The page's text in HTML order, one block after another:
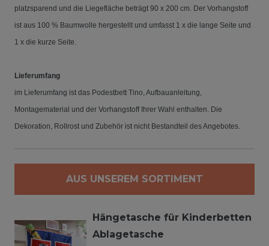
platzsparend und die Liegefläche beträgt 90 x 200 cm. Der Vorhangstoff
ist aus 100 % Baumwolle hergestellt und umfasst 1 x die lange Seite und
1 x die kurze Seite.
Lieferumfang
im Lieferumfang ist das Podestbett Tino, Aufbauanleitung,
Montagematerial und der Vorhangstoff Ihrer Wahl enthalten. Die
Dekoration, Rollrost und Zubehör ist nicht Bestandteil des Angebotes.
AUS UNSEREM SORTIMENT
Hängetasche für Kinderbetten
Ablagetasche